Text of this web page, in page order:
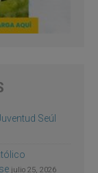
Seúl
julio 25, 2026